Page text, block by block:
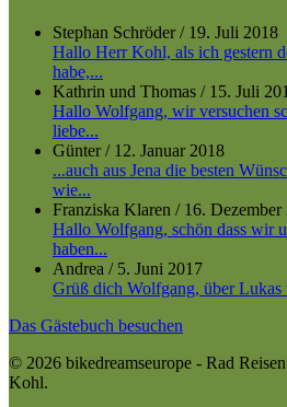
Stephan Schröder/ 19. Juli 2018
Hallo Herr Kohl, als ich gestern
habe,...
Kathrin und Thomas / 15. Juli
Hallo Wolfgang, wir versuchen
liebe...
Günter/ 12. Januar 2018
...auch aus Jena die besten
wie...
Franziska Klaren / 16. Dezember
Hallo Wolfgang, schön dass wir
haben...
Andrea / 5. Juni 2017
Grüß dich Wolfgang, über
Das Gästebuch besuchen
© 2026 bikedreamseurope - Rad
Kohl.